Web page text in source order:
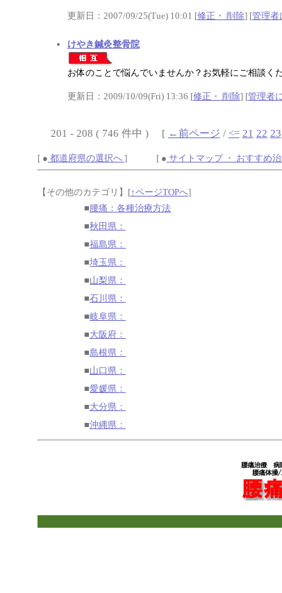
更新日：2007/09/25(Tue) 10:01 [修正・ 削除] [管理者
けやき鍼灸整骨院
お体のことで悩んでいませんか？お気軽にご相談くだ
更新日：2009/10/09(Fri) 13:36 [修正・ 削除] [管理者
201 - 208 ( 746 件中 ) [ ←前ページ / <= 21 22 23
[ ● 都道府県の選択へ ] [ ● サイトマップ ・ おすすめ
【その他のカテゴリ】 [↑ページTOPへ]
■腰痛：各種治療方法
■秋田県：
■福島県：
■埼玉県：
■山梨県：
■石川県：
■岐阜県：
■大阪府：
■島根県：
■山口県：
■愛媛県：
■大分県：
■沖縄県：